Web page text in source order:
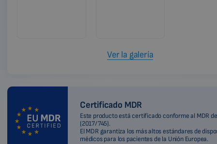
Ver la galería
Certificado MDR
Este producto está certificado conforme al MDR
(2017/745).
El MDR garantiza los más altos estándares de
médicos para los pacientes de la Unión Europea.